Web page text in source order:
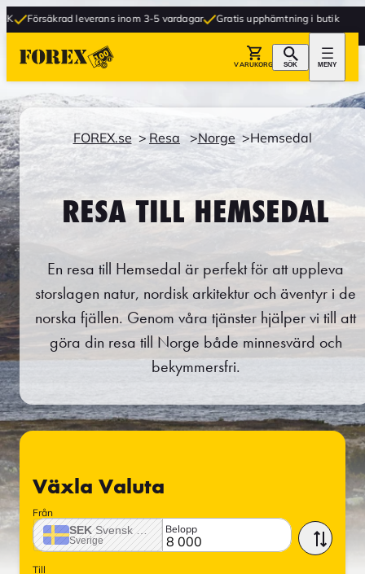
leverans inom 3-5 vardagar Gratis upphämtning i butik
VARUKORG SÖK MENY
FOREX.se Resa Norge Hemsedal
RESA TILL HEMSEDAL
En resa till Hemsedal är perfekt för att uppleva
storslagen natur, nordisk arkitektur och äventyr i de
norska fjällen. Genom våra tjänster hjälper vi till att
göra din resa till Norge både minnesvärd och
bekymmersfri.
Växla Valuta
Från
SEK Svensk krona
Sverige
Belopp
Till